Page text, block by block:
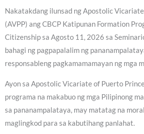
Nakatakdang ilunsad ng Apostolic
(AVPP) ang CBCP Katipunan Formation
Citizenship sa Agosto 11, 2026 sa
bahagi ng pagpapalalim ng
responsableng pagkamamamayan ng mga
Ayon sa Apostolic Vicariate of Puerto
programa na makabuo ng mga Pilipinong
sa pananampalataya, may matatag na
maglingkod para sa kabutihang panlahat.